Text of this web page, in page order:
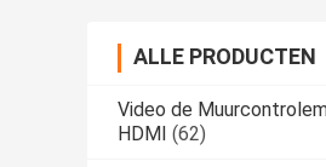
ALLE PRODUCTEN
Video de
HDMI (62)